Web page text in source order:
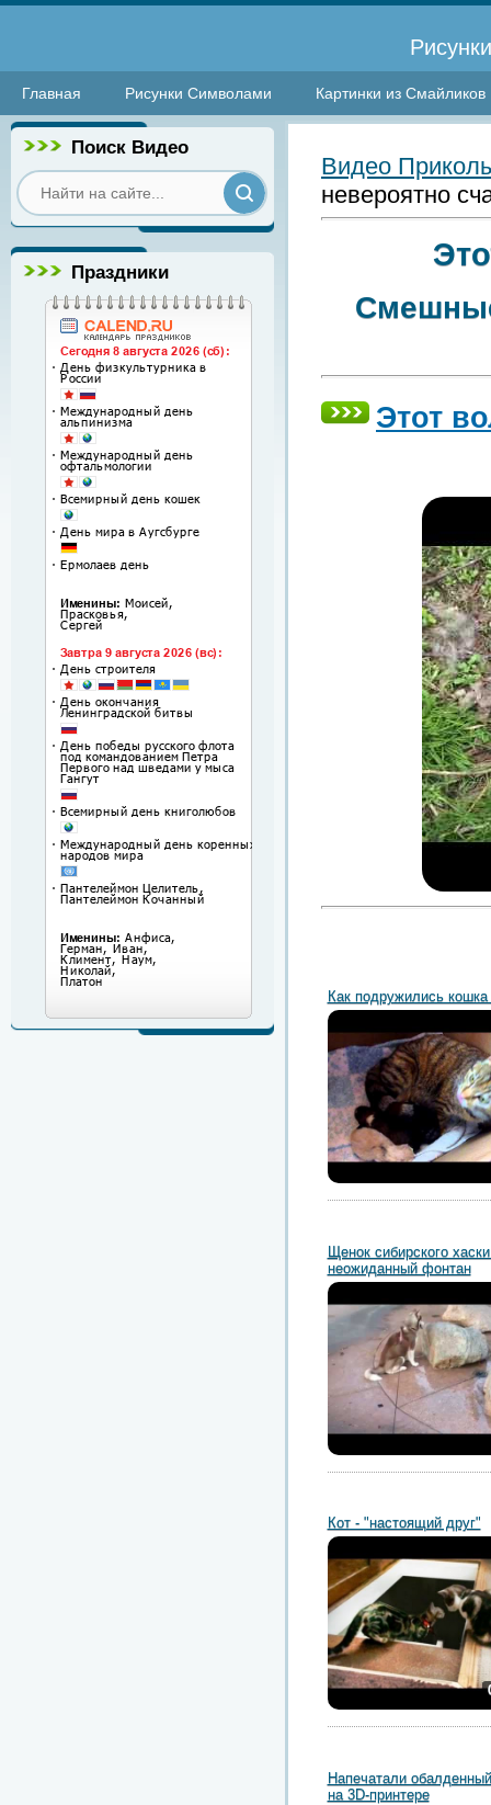
Главная Рисунки Символами Картинки из Смайликов
Поиск Видео
Праздники
Видео
невероятно
Этот
Как подружились
Щенок сибирского
неожиданный фонтан
Кот - "настоящий друг"
Напечатали
на 3D-принтере